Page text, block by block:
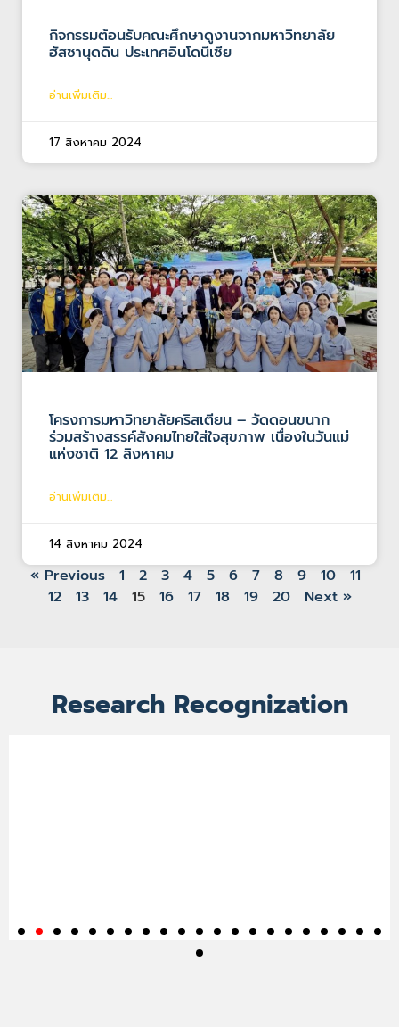
กิจกรรมต้อนรับคณะศึกษาดูงานจากมหาวิทยาลัย
ฮัสซานุดดิน ประเทศอินโดนีเซีย
อ่านเพิ่มเติม...
17 สิงหาคม 2024
โครงการมหาวิทยาลัยคริสเตียน – วัดดอนขนาก
ร่วมสร้างสรรค์สังคมไทยใส่ใจสุขภาพ เนื่องในวันแม่
แห่งชาติ 12 สิงหาคม
อ่านเพิ่มเติม...
14 สิงหาคม 2024
« Previous 1 2 3 4 5 6 7 8 9 10
11
12
13 14 15 16 17 18 19 20 Next »
Research Recognization